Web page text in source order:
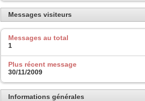
Messages visiteurs
Messages au total
1
Plus récent message
30/11/2009
Informations générales